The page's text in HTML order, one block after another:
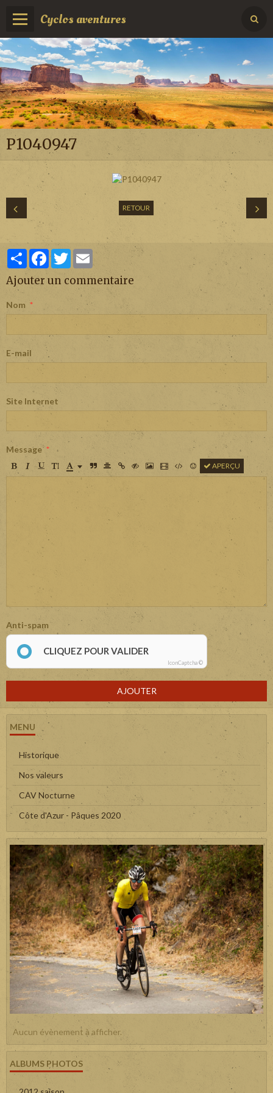
Cyclos aventures
P1040947
RETOUR
PartagerFacebook
Twitter
Ajouter un commentaire
Nom
E-mail
Site Internet
Message
APERÇU
Anti-spam
CLIQUEZ POUR VALIDER
IconCaptcha ©
AJOUTER
MENU
Historique
Nos valeurs
CAV Nocturne
Côte d'Azur - Pâques 2020
Aucun évènement à afficher.
ALBUMS PHOTOS